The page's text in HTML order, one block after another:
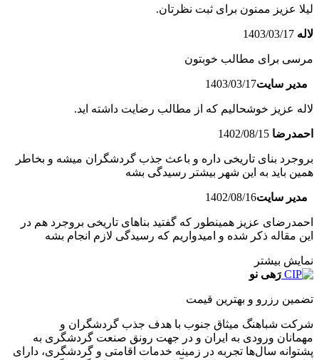
لیلا عزیز ممنون برای ثبت نظرتان.
لاله 1403/03/17
مرسی برای مطالب خوبتون
مدیر سایت1403/03/17
لاله عزیز خوشحالیم که از مطالب رضایت داشته اید.
احمدرضا 1402/08/15
بروجرد بنای تاریخی داره و باعث جذب گردشگران میشه و بخاطر
همین باید به این شهر بیشتر رسیدگی بشه
مدیر سایت1402/08/16
احمدرضای عزیز همینطور که گفتید بناهای تاریخی بروجرد هم در
این مقاله ذکر شده و امیدواریم که رسیدگی لازم انجام بشه
نمایش بیشتر
رَهی نو
تضمین رزرو و بهترین قیمت
شرکت شباهنگ میثاق جنوب با هدف جذب گردشگران و
مهمانان ورودی به ایران و در جهت رونق صنعت گردشگری به
پشتوانه سال‌ها تجربه در زمینه خدمات اقامتی و گردشگری، دارای